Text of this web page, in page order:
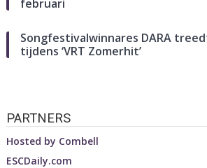
februari
Songfestivalwinnares DARA
tijdens ‘VRT Zomerhit’
PARTNERS
Hosted by Combell
ESCDaily.com